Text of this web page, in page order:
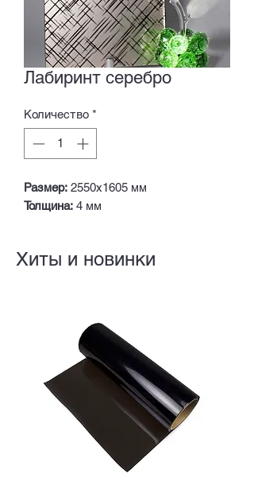
Лабиринт серебро
Количество *
Размер: 2550х1605 мм
Толщина: 4 мм
Хиты и новинки